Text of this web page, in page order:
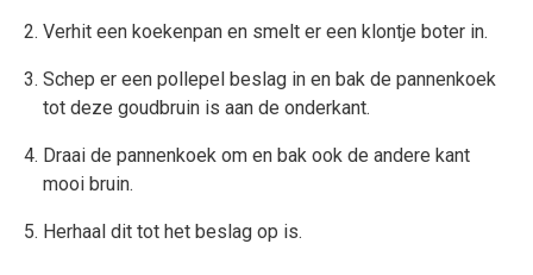
Verhit een koekenpan en smelt er een klontje boter in.
Schep er een pollepel beslag in en bak de pannenkoek
tot deze goudbruin is aan de onderkant.
Draai de pannenkoek om en bak ook de andere kant
mooi bruin.
Herhaal dit tot het beslag op is.